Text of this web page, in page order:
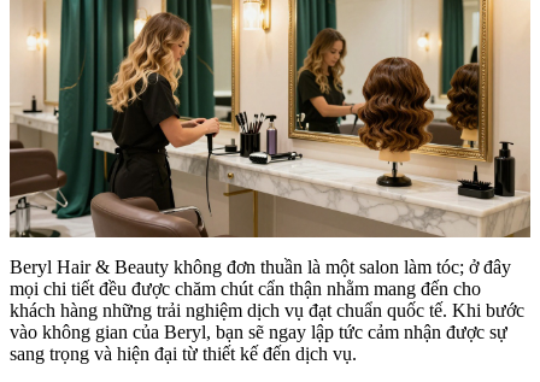
Beryl Hair & Beauty không đơn thuần là một salon làm tóc; ở đây
mọi chi tiết đều được chăm chút cẩn thận nhằm mang đến cho
khách hàng những trải nghiệm dịch vụ đạt chuẩn quốc tế. Khi bước
vào không gian của Beryl, bạn sẽ ngay lập tức cảm nhận được sự
sang trọng và hiện đại từ thiết kế đến dịch vụ.